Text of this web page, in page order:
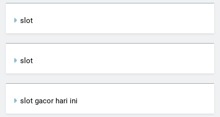
slot
slot
slot gacor hari ini